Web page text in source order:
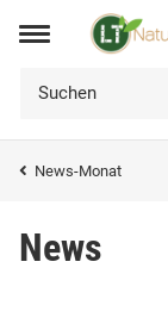
News-Monat
News